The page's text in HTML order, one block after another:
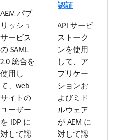
AEM パブ
リッシュ
サービス
の SAML
2.0 統合を
使用し
て、web
サイトの
ユーザー
を IDP に
対して認
認証
API サービ
ストーク
ンを使用
して、ア
プリケー
ションお
よびミド
ルウェア
が AEM に
対して認